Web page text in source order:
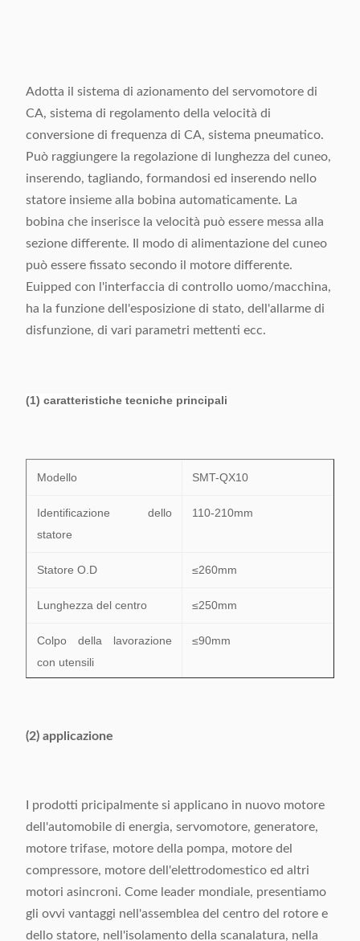
Adotta il sistema di azionamento del servomotore di
CA, sistema di regolamento della velocità di
conversione di frequenza di CA, sistema pneumatico.
Può raggiungere la regolazione di lunghezza del cuneo,
inserendo, tagliando, formandosi ed inserendo nello
statore insieme alla bobina automaticamente. La
bobina che inserisce la velocità può essere messa alla
sezione differente. Il modo di alimentazione del cuneo
può essere fissato secondo il motore differente.
Euipped con l'interfaccia di controllo uomo/macchina,
ha la funzione dell'esposizione di stato, dell'allarme di
disfunzione, di vari parametri mettenti ecc.
(1) caratteristiche tecniche principali
Modello SMT-QX10
Identificazione dello
statore
110-210mm
Statore O.D ≤260mm
Lunghezza del centro ≤250mm
Colpo della lavorazione
con utensili
≤90mm
Gamma di numero di
Peso 1160kg
(2) applicazione
I prodotti pricipalmente si applicano in nuovo motore
dell'automobile di energia, servomotore, generatore,
motore trifase, motore della pompa, motore del
compressore, motore dell'elettrodomestico ed altri
motori asincroni. Come leader mondiale, presentiamo
gli ovvi vantaggi nell'assemblea del centro del rotore e
dello statore, nell'isolamento della scanalatura, nella